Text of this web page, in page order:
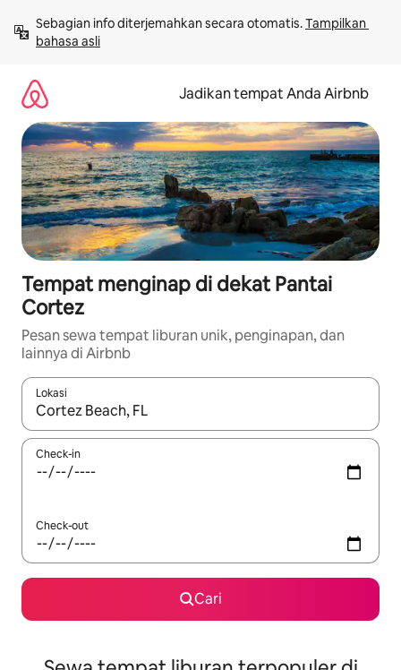
langsung
lihat
Sebagian info diterjemahkan secara otomatis. Tampilkan
bahasa asli
Jadikan tempat Anda Airbnb
Tempat menginap di dekat Pantai
Cortez
Pesan sewa tempat liburan unik, penginapan, dan
lainnya di Airbnb
Lokasi
Jika hasil yang dicari tersedia, telusuri dengan tombol panah
Check-in
Check-out
Cari